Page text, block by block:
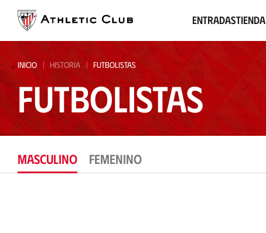
contenido
principal
EntradasTienda
INICIO HISTORIA FUTBOLISTAS
Futbolistas
MASCULINO FEMENINO